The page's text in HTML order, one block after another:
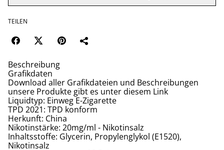
TEILEN
Beschreibung
Grafikdaten
Download aller Grafikdateien und Beschreibungen
unsere Produkte gibt es unter diesem Link
Liquidtyp: Einweg E-Zigarette
TPD 2021: TPD konform
Herkunft: China
Nikotinstärke: 20mg/ml - Nikotinsalz
Inhaltsstoffe: Glycerin, Propylenglykol (E1520),
Nikotinsalz